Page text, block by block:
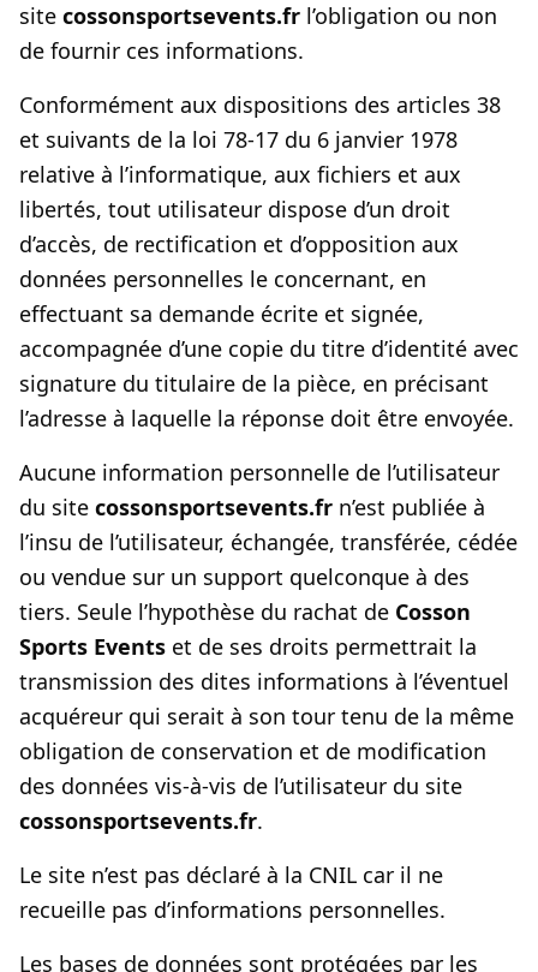
site cossonsportsevents.fr l’obligation ou non
de fournir ces informations.
Conformément aux dispositions des articles 38
et suivants de la loi 78-17 du 6 janvier 1978
relative à l’informatique, aux fichiers et aux
libertés, tout utilisateur dispose d’un droit
d’accès, de rectification et d’opposition aux
données personnelles le concernant, en
effectuant sa demande écrite et signée,
accompagnée d’une copie du titre d’identité avec
signature du titulaire de la pièce, en précisant
l’adresse à laquelle la réponse doit être envoyée.
Aucune information personnelle de l’utilisateur
du site cossonsportsevents.fr n’est publiée à
l’insu de l’utilisateur, échangée, transférée, cédée
ou vendue sur un support quelconque à des
tiers. Seule l’hypothèse du rachat de Cosson
Sports Events et de ses droits permettrait la
transmission des dites informations à l’éventuel
acquéreur qui serait à son tour tenu de la même
obligation de conservation et de modification
des données vis-à-vis de l’utilisateur du site
cossonsportsevents.fr.
Le site n’est pas déclaré à la CNIL car il ne
recueille pas d’informations personnelles.
Les bases de données sont protégées par les